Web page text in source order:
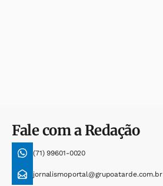
Fale com a Redação
(71) 99601-0020
jornalismoportal@grupoatarde.com.br